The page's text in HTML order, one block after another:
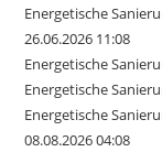
Energetische
26.06.2026 11:08
Energetische
Energetische
Energetische
08.08.2026 04:08